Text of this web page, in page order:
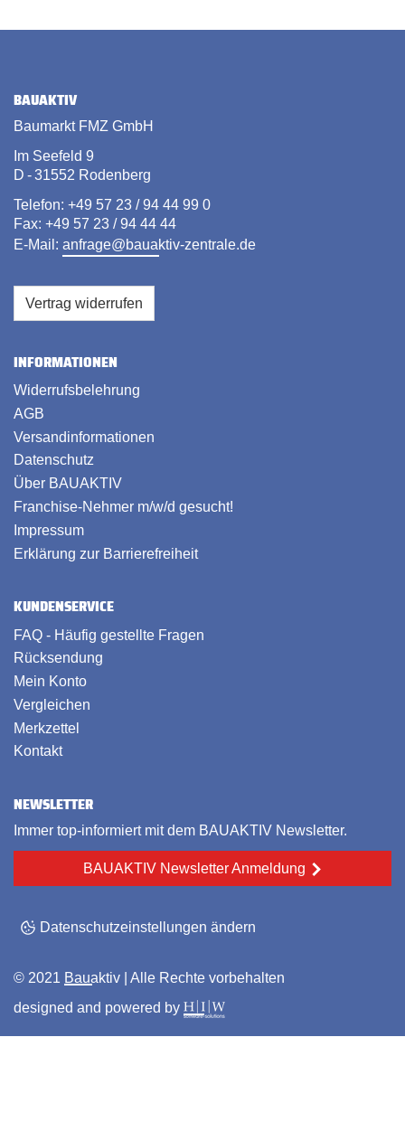
BAUAKTIV
Baumarkt FMZ GmbH
Im Seefeld 9
D - 31552 Rodenberg
Telefon: +49 57 23 / 94 44 99 0
Fax: +49 57 23 / 94 44 44
E-Mail: anfrage@bauaktiv-zentrale.de
Vertrag widerrufen
INFORMATIONEN
Widerrufsbelehrung
AGB
Versandinformationen
Datenschutz
Über BAUAKTIV
Franchise-Nehmer m/w/d gesucht!
Impressum
Erklärung zur Barrierefreiheit
KUNDENSERVICE
FAQ - Häufig gestellte Fragen
Rücksendung
Mein Konto
Vergleichen
Merkzettel
Kontakt
NEWSLETTER
Immer top-informiert mit dem BAUAKTIV Newsletter.
BAUAKTIV Newsletter Anmeldung
Datenschutzeinstellungen ändern
© 2021 Bauaktiv | Alle Rechte vorbehalten
designed and powered by